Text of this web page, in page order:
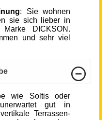
: Sie wohnen
sie sich lieber in
DICKSON.
und sehr viel
wie Soltis oder
gut in
Terrassen-